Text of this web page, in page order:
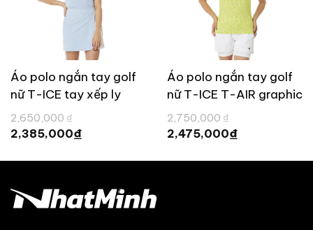
Áo polo ngắn tay golf
nữ T-ICE tay xếp ly
TaylorMade TL829
2,650,000 ₫
gốc
là:
2,385,000₫
là:
Áo polo ngắn tay golf
nữ T-ICE T-AIR graphic
TaylorMade TL828
2,750,000 ₫
gốc
là:
2,475,000₫
là: